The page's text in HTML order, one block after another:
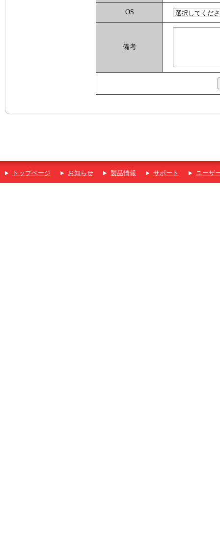
OS
備考
トップページ お知らせ 製品情報 サポート ユーザ